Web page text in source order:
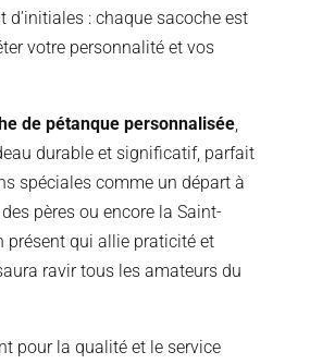
d’initiales : chaque sacoche est
votre personnalité et vos
de pétanque personnalisée,
durable et significatif, parfait
spéciales comme un départ à
pères ou encore la Saint-
présent qui allie praticité et
ravir tous les amateurs du
pour la qualité et le service